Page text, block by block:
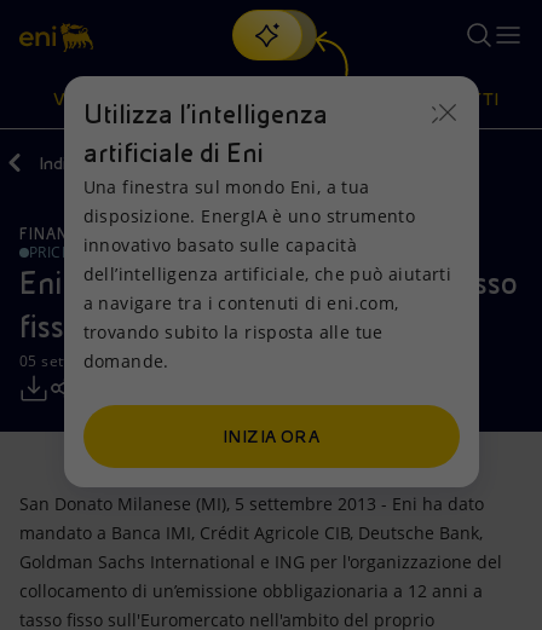
Cerca
scopri EnergIA, la nostra nuova soluzione di intelligenza
artificiale.
VISIONE
Visione
Mission e valori
Persone e Partnership
Net Zero
Modello satellitare
Energia accessibile
Innovazione
Azioni
Diversificazione energetica
Tecnologie per la transizione
Collaborazioni per l'innovazione
Attività nel mondo
PRODOTTI
Prodotti
Imprese
Mobilità
Indietro Media Comunicati Stampa
FINANZA, STRATEGIA E REPORT
PRICE SENSITIVE
Eni: emissione obbligazionaria a tasso
fisso
05 settembre 2013 - 09:50 CEST
San Donato Milanese (MI), 5 settembre 2013 - Eni ha dato
mandato a Banca IMI, Crédit Agricole CIB, Deutsche Bank,
Goldman Sachs International e ING per l'organizzazione del
collocamento di un’emissione obbligazionaria a 12 anni a
tasso fisso sull'Euromercato nell'ambito del proprio
Utilizza l'intelligenza
artificiale di Eni
Una finestra sul mondo Eni, a tua
disposizione. EnergIA è uno strumento
innovativo basato sulle capacità
dell’intelligenza artificiale, che può aiutarti
a navigare tra i contenuti di eni.com,
trovando subito la risposta alle tue
domande.
INIZIA ORA